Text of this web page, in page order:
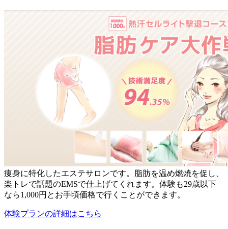
痩身に特化したエステサロンです。脂肪を温め燃焼を促し、
楽トレで話題のEMSで仕上げてくれます。体験も29歳以下
なら1,000円とお手頃価格で行くことができます。
体験プランの詳細はこちら